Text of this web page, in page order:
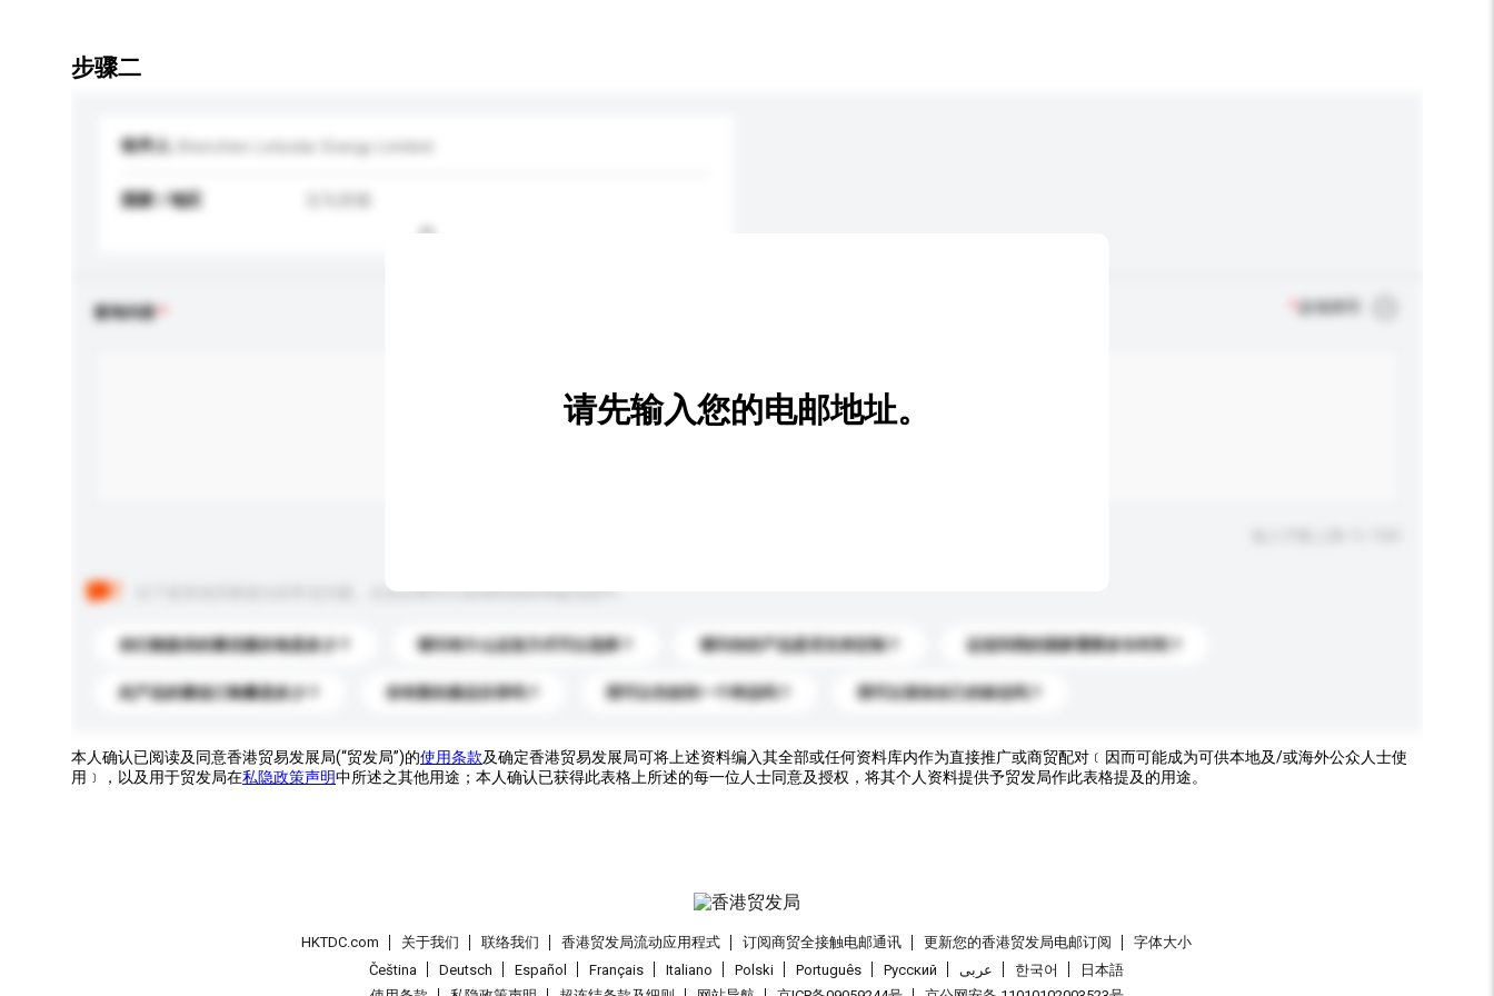
步骤二
收件人 Shenzhen Letsolar Energy Limited
国家 / 地区
查询内容 必须填写
以下是其他买家提出的常见问题。点击以将它们添加到你的询盘信息中。
你们能提供的最优惠价格是多少？ 请问有什么运送方式可以选择？ 请问你的产品是否支持定制？ 运送到我的国家需要多长时间？
此产品的最低订购量是多少？ 你有新的產品目录吗？ 我可以先收到一个样品吗？ 我可以添加自己的标志吗？
请先输入您的电邮地址。
本人确认已阅读及同意香港贸易发展局(“贸发局”)的使用条款及确定香港贸易发展局可将上述资料编入其全部或任何资料库内作为直接推广或商贸配对﹝因而可能成为可供本地及/或海外公众人士使
用﹞，以及用于贸发局在私隐政策声明中所述之其他用途；本人确认已获得此表格上所述的每一位人士同意及授权，将其个人资料提供予贸发局作此表格提及的用途。
HKTDC.com 关于我们 联络我们 香港贸发局流动应用程式 订阅商贸全接触电邮通讯 更新您的香港贸发局电邮订阅
字体大小
Čeština
Deutsch Español Français Italiano Polski Português Pусский عربى 한국어
日本語